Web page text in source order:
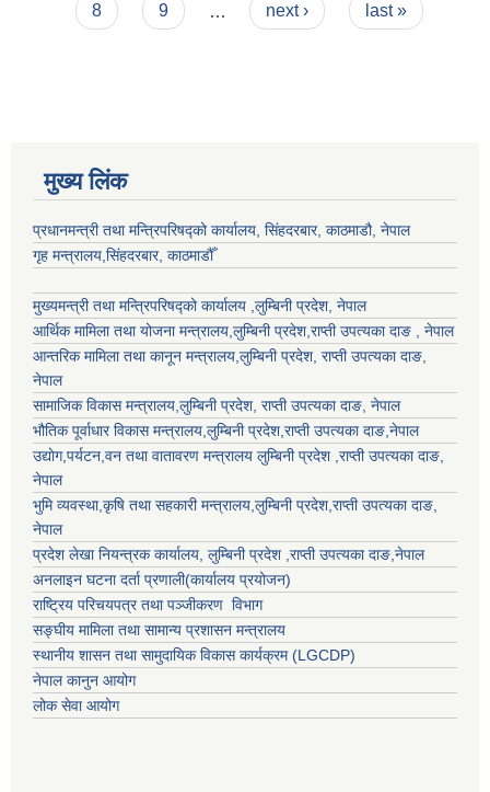
8
9 next › last »
मुख्य लिंक
प्रधानमन्त्री तथा मन्त्रिपरिषद्को कार्यालय, सिंहदरबार, काठमाडौ, नेपाल
गृह मन्त्रालय,सिंहदरबार, काठमाडौँ
मुख्यमन्त्री तथा मन्त्रिपरिषद्को कार्यालय ,लुम्बिनी प्रदेश, नेपाल
आर्थिक मामिला तथा योजना मन्त्रालय,लुम्बिनी प्रदेश,राप्ती उपत्यका दाङ , नेपाल
आन्तरिक मामिला तथा कानून मन्त्रालय,लुम्बिनी प्रदेश, राप्ती उपत्यका दाङ,
नेपाल
सामाजिक विकास मन्त्रालय,लुम्बिनी प्रदेश, राप्ती उपत्यका दाङ, नेपाल
भौतिक पूर्वाधार विकास मन्त्रालय,लुम्बिनी प्रदेश,राप्ती उपत्यका दाङ,नेपाल
उद्याेग,पर्यटन,वन तथा वातावरण मन्त्रालय लुम्बिनी प्रदेश ,राप्ती उपत्यका दाङ,
नेपाल
भुमि व्यवस्था,कृषि तथा सहकारी मन्त्रालय,लुम्बिनी प्रदेश,राप्ती उपत्यका दाङ,
नेपाल
प्रदेश लेखा नियन्त्रक कार्यालय, लुम्बिनी प्रदेश ,राप्ती उपत्यका दाङ,नेपाल
अनलाइन घटना दर्ता प्रणाली(कार्यालय प्रयोजन)
राष्ट्रिय परिचयपत्र तथा पञ्जीकरण विभाग
सङ्घीय मामिला तथा सामान्य प्रशासन मन्त्रालय
स्थानीय शासन तथा सामुदायिक विकास कार्यक्रम (LGCDP)
नेपाल कानुन आयोग
लोक सेवा आयोग